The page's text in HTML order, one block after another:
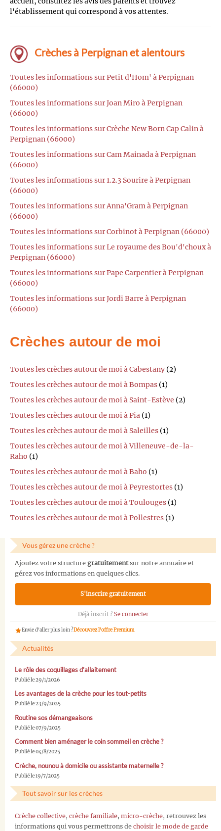
l'établissement qui correspond à vos attentes.
Crèches à Perpignan et alentours
Toutes les informations sur Petit d'Hom' à Perpignan
(66000)
Toutes les informations sur Joan Miro à Perpignan
(66000)
Toutes les informations sur Crèche New Born Cap Calin à
Perpignan (66000)
Toutes les informations sur Cam Mainada à Perpignan
(66000)
Toutes les informations sur 1.2.3 Sourire à Perpignan
(66000)
Toutes les informations sur Anna'Gram à Perpignan
(66000)
Toutes les informations sur Corbinot à Perpignan (66000)
Toutes les informations sur Le royaume des Bou'd'choux à
Perpignan (66000)
Toutes les informations sur Pape Carpentier à Perpignan
(66000)
Toutes les informations sur Jordi Barre à Perpignan
(66000)
Crèches autour de moi
Toutes les crèches autour de moi à Cabestany (2)
Toutes les crèches autour de moi à Bompas (1)
Toutes les crèches autour de moi à Saint-Estève (2)
Toutes les crèches autour de moi à Pia (1)
Toutes les crèches autour de moi à Saleilles (1)
Toutes les crèches autour de moi à Villeneuve-de-la-
Raho (1)
Toutes les crèches autour de moi à Baho (1)
Toutes les crèches autour de moi à Peyrestortes (1)
Toutes les crèches autour de moi à Toulouges (1)
Toutes les crèches autour de moi à Pollestres (1)
Vous gérez une crèche ?
Ajoutez votre structure gratuitementsur notre annuaire et
gérez vos informations en quelques clics.
S'inscrire gratuitement
Déjà inscrit ? Se connecter
Envie d'aller plus loin ?Découvrez l'offre Premium
Actualités
Le rôle des coquillages d’allaitement
Publié le 29/1/2026
Les avantages de la crèche pour les tout-petits
Publié le 23/9/2025
Routine sos démangeaisons
Publié le 07/9/2025
Comment bien aménager le coin sommeil en crèche ?
Publié le 04/8/2025
Crèche, nounou à domicile ou assistante maternelle ?
Publié le 19/7/2025
Tout savoir sur les crèches
Crèche collective, crèche familiale, micro-crèche, retrouvez les
informations qui vous permettrons de choisir le mode de garde